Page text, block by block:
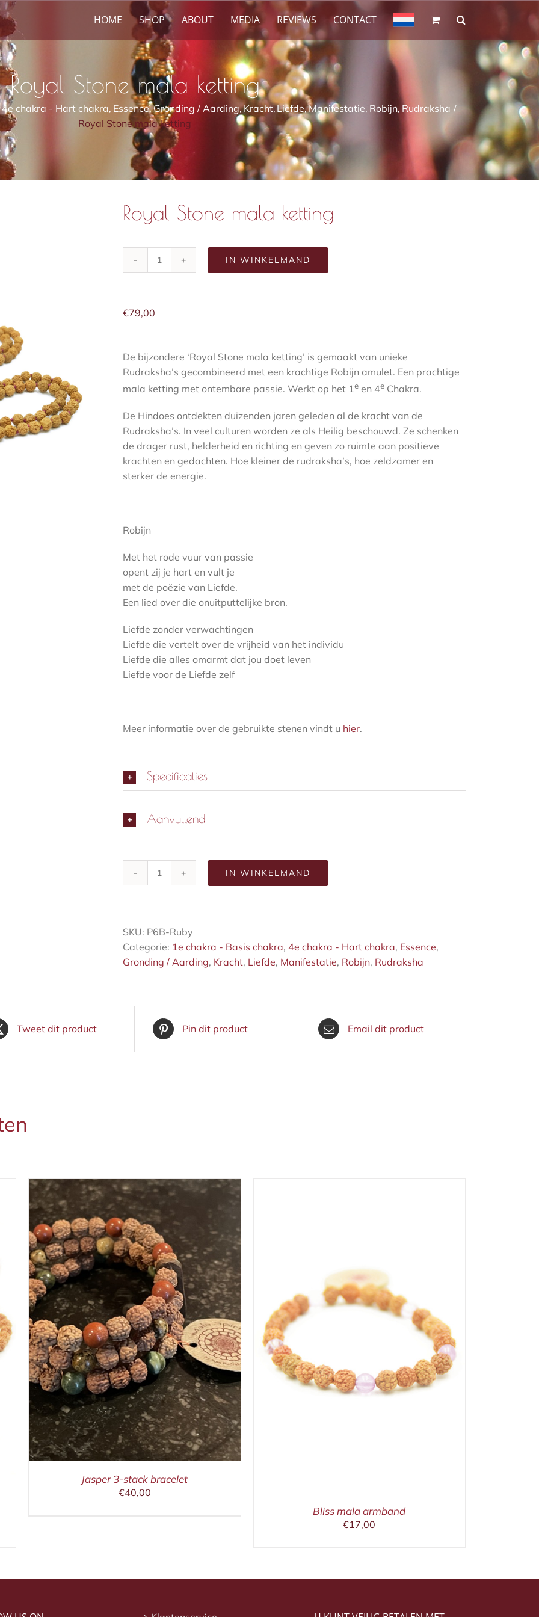
HOME SHOP ABOUT MEDIA REVIEWS CONTACT
Royal Stone mala ketting
4e chakra - Hart chakra Essence Gronding / Aarding Kracht Liefde Manifestatie Robijn Rudraksha
Royal Stone mala ketting
Royal Stone mala ketting
Royal
IN WINKELMAND
€79,00
De bijzondere ‘Royal Stone mala ketting’ is gemaakt van unieke
Rudraksha’s gecombineerd met een krachtige Robijn amulet. Een prachtige
mala ketting met ontembare passie. Werkt op het 1e en 4e Chakra.
De Hindoes ontdekten duizenden jaren geleden al de kracht van de
Rudraksha’s. In veel culturen worden ze als Heilig beschouwd. Ze schenken
de drager rust, helderheid en richting en geven zo ruimte aan positieve
krachten en gedachten. Hoe kleiner de rudraksha’s, hoe zeldzamer en
sterker de energie.
Robijn
Met het rode vuur van passie
opent zij je hart en vult je
met de poëzie van Liefde.
Een lied over die onuitputtelijke bron.
Liefde zonder verwachtingen
Liefde die vertelt over de vrijheid van het individu
Liefde die alles omarmt dat jou doet leven
Liefde voor de Liefde zelf
Meer informatie over de gebruikte stenen vindt u hier.
Specificaties
Aanvullend
Royal
aantal
IN WINKELMAND
SKU: P6B-Ruby
Categorie: 1e chakra - Basis chakra, 4e chakra - Hart chakra, Essence,
Gronding / Aarding, Kracht, Liefde, Manifestatie, Robijn, Rudraksha
Tweet dit product Pin dit product Email dit product
Jasper 3-stack bracelet
€40,00
IN WINKELMAND / DETAILS
Bliss mala armband
€17,00